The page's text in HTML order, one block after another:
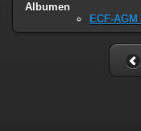
Albumen
ECF-AGM